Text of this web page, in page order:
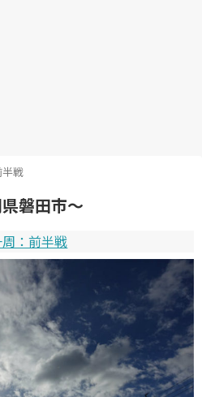
戦
磐田市～
：前半戦